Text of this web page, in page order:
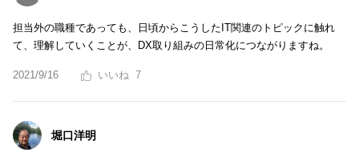
担当外の職種であっても、日頃からこうしたIT関連のトピックに触れ
て、理解していくことが、DX取り組みの日常化につながりますね。
2021/9/16 7
堀口洋明